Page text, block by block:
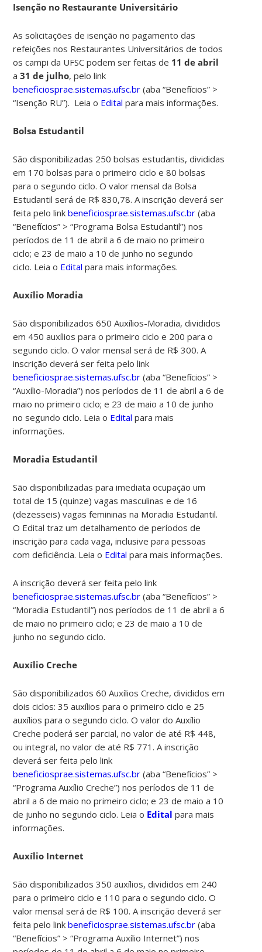
Isenção no Restaurante Universitário
As solicitações de isenção no pagamento das
refeições nos Restaurantes Universitários de todos
os campi da UFSC podem ser feitas de 11 de abril
a31 de julho, pelo link
beneficiosprae.sistemas.ufsc.br (aba “Benefícios” >
“Isenção RU”). Leia o Edital para mais informações.
Bolsa Estudantil
São disponibilizadas 250 bolsas estudantis, divididas
em 170 bolsas para o primeiro ciclo e 80 bolsas
para o segundo ciclo. O valor mensal da Bolsa
Estudantil será de R$ 830,78.A inscrição deverá ser
feita pelo linkbeneficiosprae.sistemas.ufsc.br (aba
“Benefícios” > “Programa Bolsa Estudantil”) nos
períodos de 11 de abril a 6 de maio no primeiro
ciclo; e 23 de maio a 10 de junho no segundo
ciclo. Leia o Edital para mais informações.
Auxílio Moradia
São disponibilizados 650 Auxílios-Moradia, divididos
em 450 auxílios para o primeiro ciclo e 200 para o
segundo ciclo. O valor mensal será de R$ 300.A
inscrição deverá ser feita pelo link
beneficiosprae.sistemas.ufsc.br (aba “Benefícios” >
“Auxílio-Moradia”) nos períodos de 11 de abril a 6 de
maio no primeiro ciclo; e 23 de maio a 10 de junho
no segundo ciclo. Leia o Edital para mais
informações.
Moradia Estudantil
São disponibilizadas para imediata ocupação um
total de 15 (quinze) vagas masculinas e de 16
(dezesseis) vagas femininas na Moradia Estudantil.
O Edital traz um detalhamento de períodos de
inscrição para cada vaga, inclusive para pessoas
com deficiência. Leia o Edital para mais informações.
A inscrição deverá ser feita pelo link
beneficiosprae.sistemas.ufsc.br (aba “Benefícios” >
“Moradia Estudantil”) nos períodos de 11 de abril a 6
de maio no primeiro ciclo; e 23 de maio a 10 de
junho no segundo ciclo.
Auxílio Creche
São disponibilizados 60 Auxílios Creche, divididos em
dois ciclos: 35 auxílios para o primeiro ciclo e 25
auxílios para o segundo ciclo. O valor do Auxílio
Creche poderá ser parcial, no valor de até R$ 448,
ou integral, no valor de até R$ 771.A inscrição
deverá ser feita pelo link
beneficiosprae.sistemas.ufsc.br (aba “Benefícios” >
“Programa Auxílio Creche”) nos períodos de 11 de
abril a 6 de maio no primeiro ciclo; e 23 de maio a 10
de junho no segundo ciclo. Leia o Edital para mais
informações.
Auxílio Internet
São disponibilizados 350 auxílios, divididos em 240
para o primeiro ciclo e 110 para o segundo ciclo. O
valor mensal será de R$ 100.A inscrição deverá ser
feita pelo linkbeneficiosprae.sistemas.ufsc.br (aba
“Benefícios” > “Programa Auxílio Internet”) nos